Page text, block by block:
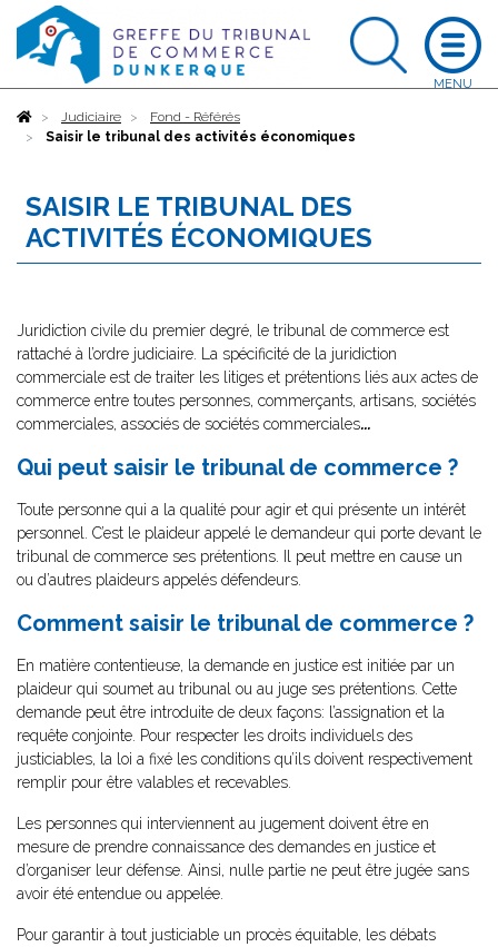
AccueilJudiciaire
Fond - Référés
Saisir le tribunal des activités économiques
SAISIR LE TRIBUNAL DES
ACTIVITÉS ÉCONOMIQUES
Juridiction civile du premier degré, le tribunal de commerce est
rattaché à l’ordre judiciaire. La spécificité de la juridiction
commerciale est de traiter les litiges et prétentions liés aux actes de
commerce entre toutes personnes, commerçants, artisans, sociétés
commerciales, associés de sociétés commerciales...
Qui peut saisir le tribunal de commerce ?
Toute personne qui a la qualité pour agir et qui présente un intérêt
personnel. C’est le plaideur appelé le demandeur qui porte devant le
tribunal de commerce ses prétentions. Il peut mettre en cause un
ou d’autres plaideurs appelés défendeurs.
Comment saisir le tribunal de commerce ?
En matière contentieuse, la demande en justice est initiée par un
plaideur qui soumet au tribunal ou au juge ses prétentions. Cette
demande peut être introduite de deux façons: l’assignation et la
requête conjointe. Pour respecter les droits individuels des
justiciables, la loi a fixé les conditions qu’ils doivent respectivement
remplir pour être valables et recevables.
Les personnes qui interviennent au jugement doivent être en
mesure de prendre connaissance des demandes en justice et
d’organiser leur défense. Ainsi, nulle partie ne peut être jugée sans
avoir été entendue ou appelée.
Pour garantir à tout justiciable un procès équitable, les débats